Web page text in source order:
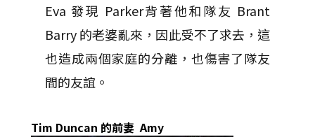
Eva 發現 Parker背著他和隊友 Brant
Barry 的老婆亂來，因此受不了求去，這
也造成兩個家庭的分離，也傷害了隊友
間的友誼。
Tim Duncan 的前妻 Amy